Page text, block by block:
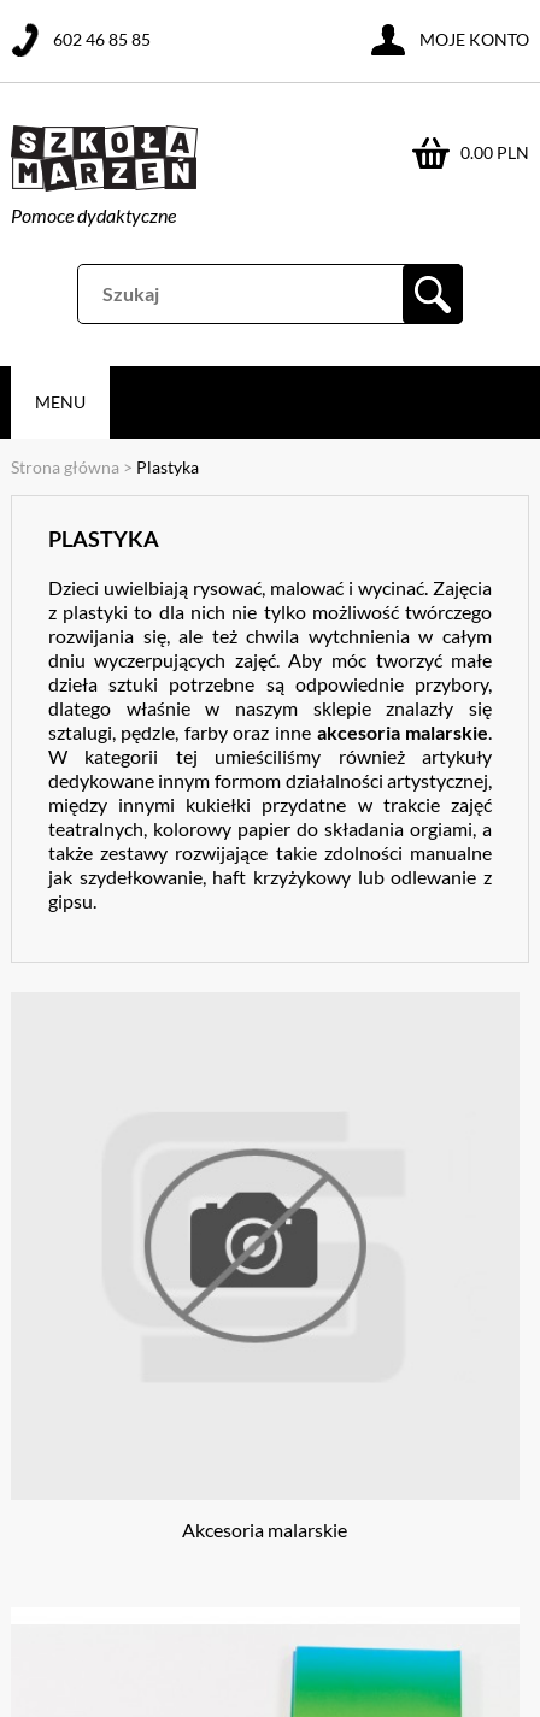
Pomoce dydaktyczne
0.00 PLN
602 46 85 85 MOJE KONTO
MENU
Strona główna > Plastyka
PLASTYKA
Dzieci uwielbiają rysować, malować i wycinać. Zajęcia
z plastyki to dla nich nie tylko możliwość twórczego
rozwijania się, ale też chwila wytchnienia w całym
dniu wyczerpujących zajęć. Aby móc tworzyć małe
dzieła sztuki potrzebne są odpowiednie przybory,
dlatego właśnie w naszym sklepie znalazły się
sztalugi, pędzle, farby oraz inne akcesoria malarskie.
W kategorii tej umieściliśmy również artykuły
dedykowane innym formom działalności artystycznej,
między innymi kukiełki przydatne w trakcie zajęć
teatralnych, kolorowy papier do składania orgiami, a
także zestawy rozwijające takie zdolności manualne
jak szydełkowanie, haft krzyżykowy lub odlewanie z
gipsu.
Akcesoria malarskie